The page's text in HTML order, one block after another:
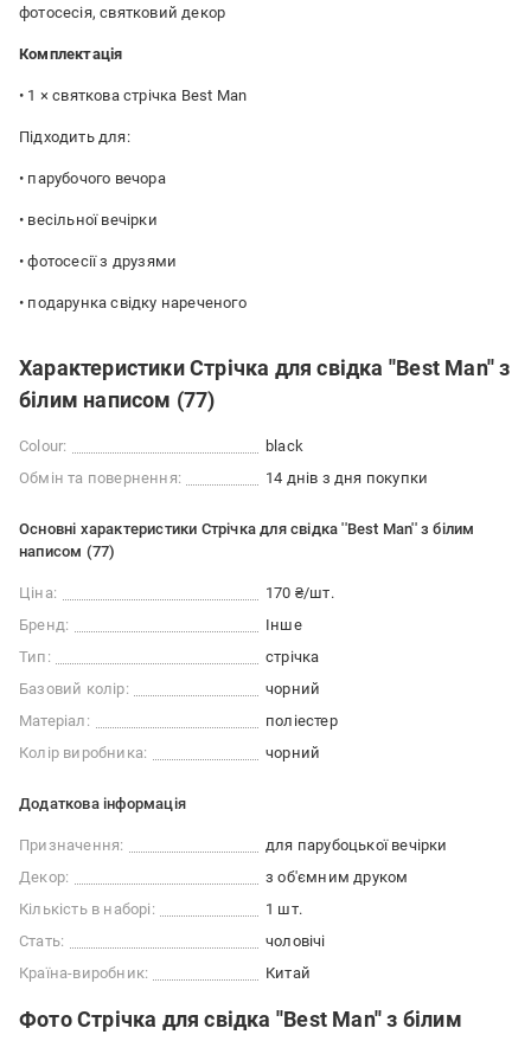
фотосесія, святковий декор
Комплектація
• 1 × святкова стрічка Best Man
Підходить для:
• парубочого вечора
• весільної вечірки
• фотосесії з друзями
• подарунка свідку нареченого
Характеристики Стрічка для свідка ''Best Man'' з
білим написом (77)
Colour:
black
Обмін та повернення:
14 днів з дня покупки
Основні характеристики Стрічка для свідка ''Best Man'' з білим
написом (77)
Ціна:
170 ₴/шт.
Бренд:
Інше
Тип:
стрічка
Базовий колір:
чорний
Матеріал:
поліестер
Колір виробника:
чорний
Додаткова інформація
Призначення:
для парубоцької вечірки
Декор:
з об'ємним друком
Кількість в наборі:
1 шт.
Стать:
чоловічі
Країна-виробник:
Китай
Фото Стрічка для свідка ''Best Man'' з білим